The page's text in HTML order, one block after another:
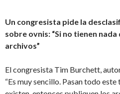
Un congresista pide la
sobre ovnis: “Si no tienen
archivos”
El congresista Tim Burchett,
“Es muy sencillo. Pasan todo